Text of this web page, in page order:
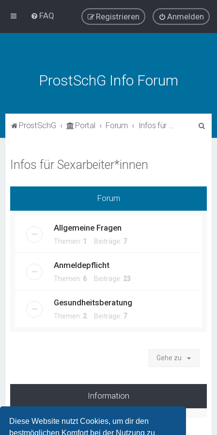
Diese Website nutzt Cookies, um dir den
bestmöglichen Komfort bei der Nutzung zu
FAQ Anmelden
Registrieren
ProstSchG Info Forum
ProstSchG Portal Forum Infos für Sexarbeiter*innen
Infos für Sexarbeiter*innen
Forum
Allgemeine Fragen
Themen: 1 Beiträge: 7
Anmeldepflicht
Themen: 6 Beiträge: 23
Gesundheitsberatung
Themen: 2Beiträge: 7
Gehe zu
Information